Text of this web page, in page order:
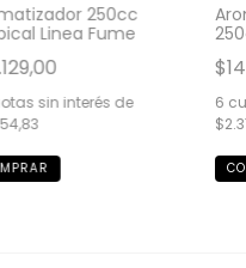
250cc
Linea Fume
sin interés de
6